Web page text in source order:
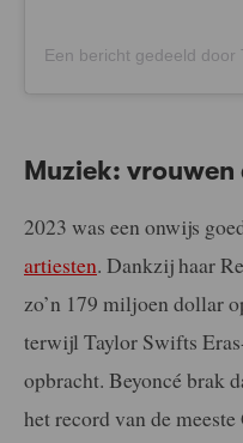
Muziek:
2023 was een onwijs
artiesten. Dankzij haar
zo’n 179 miljoen dollar
terwijl Taylor Swifts
opbracht. Beyoncé brak
het record van de